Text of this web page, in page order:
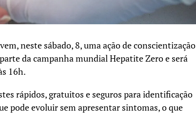
neste sábado, 8, uma ação de conscientização
da campanha mundial Hepatite Zero e será
16h.
rápidos, gratuitos e seguros para identificação
pode evoluir sem apresentar sintomas, o que